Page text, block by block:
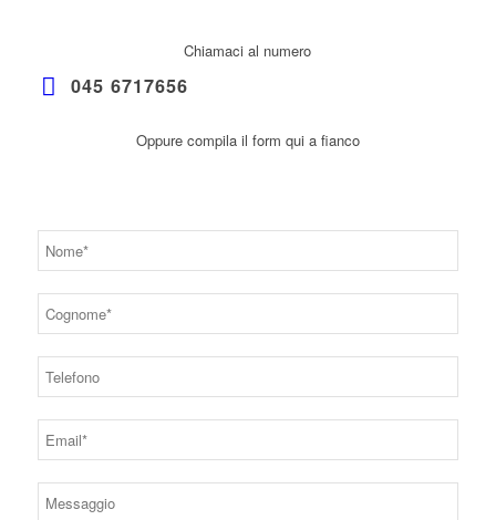
Chiamaci al numero
045 6717656
Oppure compila il form qui a fianco